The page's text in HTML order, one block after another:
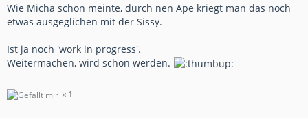
Wie Micha schon meinte, durch nen Ape kriegt man das noch
etwas ausgeglichen mit der Sissy.
Ist ja noch 'work in progress'.
Weitermachen, wird schon werden.
1